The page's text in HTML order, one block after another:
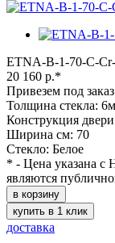
ETNA-B-1-70-C-
20 160 р.*
Привезем под заказ
Толщина стекла:
Конструкция
Ширина см: 70
Стекло: Белое
* - Цена указана с
являются
в корзину
купить в 1 клик
доставка